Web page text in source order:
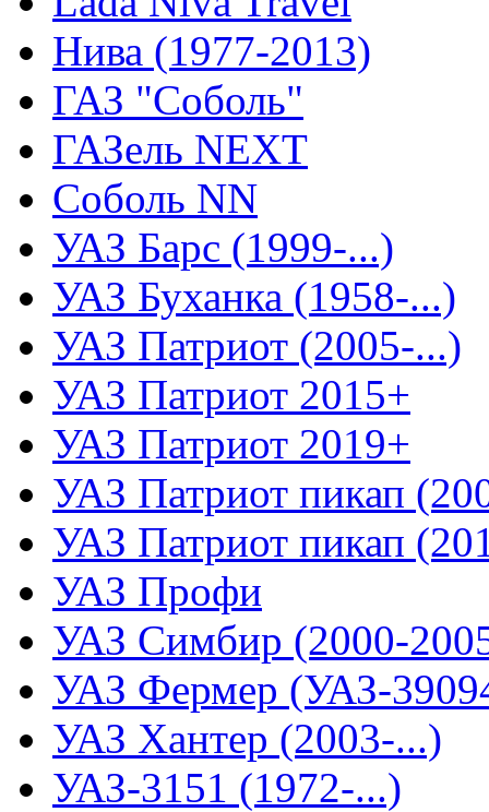
Нива (1977-2013)
ГАЗ "Соболь"
ГАЗель NEXT
Соболь NN
УАЗ Барс (1999-...)
УАЗ Буханка (1958-...)
УАЗ Патриот (2005-...)
УАЗ Патриот 2015+
УАЗ Патриот 2019+
УАЗ Патриот пикап
УАЗ Патриот пикап
УАЗ Профи
УАЗ Симбир (2000-
УАЗ Фермер (УАЗ-
УАЗ Хантер (2003-...)
УАЗ-3151 (1972-...)